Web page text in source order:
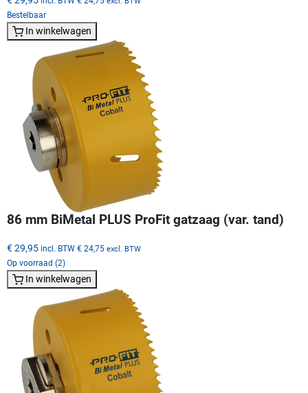
Bestelbaar
In winkelwagen
86 mm BiMetal PLUS ProFit gatzaag (var. tand)
€ 29,95 incl. BTW € 24,75 excl. BTW
Op voorraad (2)
In winkelwagen